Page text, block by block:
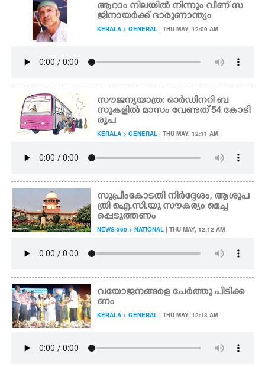
ആറാം നിലയിൽ നിന്നും വീണ് സ
ജിനായർക്ക് ദാരുണാന്ത്യം
KERALA > GENERAL | THU MAY, 12:09 AM
സൗജന്യയാത്ര: ഓർഡിനറി ബ
സുകളിൽ മാസം വേണ്ടത് 54 കോടി
രൂപ
KERALA > GENERAL | THU MAY, 12:11 AM
സുപ്രീംകോടതി നിർദ്ദേശം, ആശുപ
ത്രി ഐ.സി.യു സൗകര്യം മെച്ച
പ്പെടുത്തണം
NEWS-360 > NATIONAL | THU MAY, 12:12 AM
വയോജനങ്ങളെ ചേർത്തു പിടിക്ക
ണം
KERALA > GENERAL | THU MAY, 12:13 AM